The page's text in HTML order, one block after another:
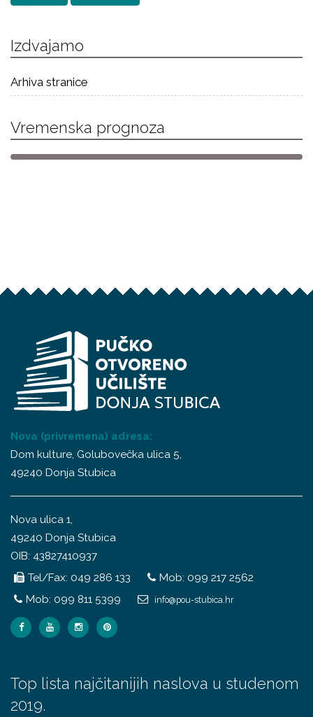
Izdvajamo
Arhiva stranice
Vremenska prognoza
Nova (privremena) adresa:
Dom kulture, Golubovečka ulica 5,
49240 Donja Stubica
Nova ulica 1,
49240 Donja Stubica
OIB: 43827410937
Tel/Fax: 049 286 133
Mob: 099 217 2562
Mob: 099 811 5399
info@pou-stubica.hr
Top lista najčitanijih naslova u studenom
2019.